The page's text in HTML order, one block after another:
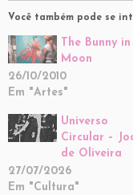
Você também pode se
The Bunny
Moon
26/10/2010
Em "Artes"
Universo
Circular –
de Oliveira
27/07/2026
Em "Cultura"